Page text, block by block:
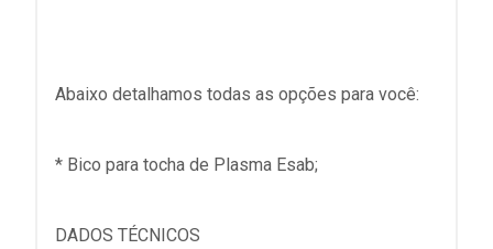
Abaixo detalhamos todas as opções para você:
* Bico para tocha de Plasma Esab;
DADOS TÉCNICOS